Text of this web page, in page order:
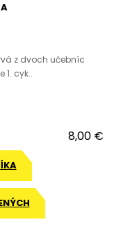
prvá z dvoch učebníc
cyk..
8,00 €